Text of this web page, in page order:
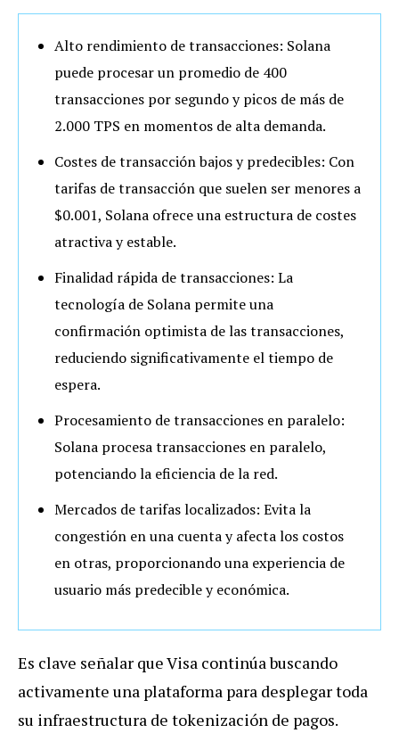
Alto rendimiento de transacciones: Solana
puede procesar un promedio de 400
transacciones por segundo y picos de más de
2.000 TPS en momentos de alta demanda.
Costes de transacción bajos y predecibles: Con
tarifas de transacción que suelen ser menores a
$0.001, Solana ofrece una estructura de costes
atractiva y estable.
Finalidad rápida de transacciones: La
tecnología de Solana permite una
confirmación optimista de las transacciones,
reduciendo significativamente el tiempo de
espera.
Procesamiento de transacciones en paralelo:
Solana procesa transacciones en paralelo,
potenciando la eficiencia de la red.
Mercados de tarifas localizados: Evita la
congestión en una cuenta y afecta los costos
en otras, proporcionando una experiencia de
usuario más predecible y económica.
Es clave señalar que Visa continúa buscando
activamente una plataforma para desplegar toda
su infraestructura de tokenización de pagos.